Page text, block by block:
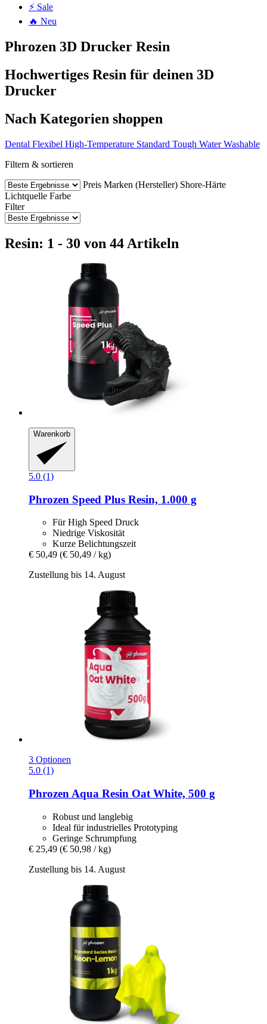
⚡ Sale
🔥 Neu
Phrozen 3D Drucker Resin
Hochwertiges Resin für deinen 3D
Drucker
Nach Kategorien shoppen
Dental Flexibel High-Temperature Standard Tough Water Washable
Filtern & sortieren
Preis Marken (Hersteller) Shore-Härte
Lichtquelle Farbe
Filter
Resin: 1 - 30 von 44 Artikeln
Warenkorb
5.0 (1)
Phrozen Speed Plus Resin, 1.000 g
Für High Speed Druck
Niedrige Viskosität
Kurze Belichtungszeit
€ 50,49 (€ 50,49 / kg)
Zustellung bis 14. August
3 Optionen
5.0 (1)
Phrozen Aqua Resin Oat White, 500 g
Robust und langlebig
Ideal für industrielles Prototyping
Geringe Schrumpfung
€ 25,49 (€ 50,98 / kg)
Zustellung bis 14. August